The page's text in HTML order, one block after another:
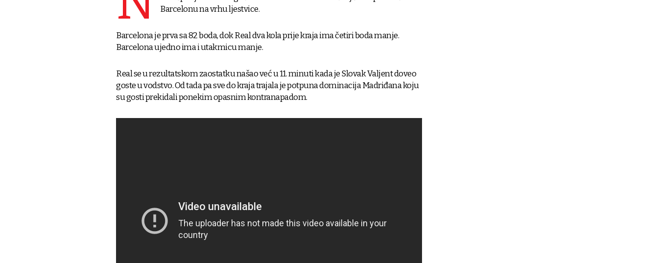
Barcelonu na vrhu ljestvice.
Barcelona je prva sa 82 boda, dok Real dva kola prije kraja ima četiri boda manje.
Barcelona ujedno ima i utakmicu manje.
Real se u rezultatskom zaostatku našao već u 11. minuti kada je Slovak Valjent doveo
goste u vodstvo. Od tada pa sve do kraja trajala je potpuna dominacija Madriđana koju
su gosti prekidali ponekim opasnim kontranapadom.